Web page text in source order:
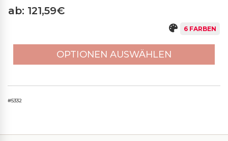
ab: 121,59€
6 FARBEN
OPTIONEN AUSWÄHLEN
#5332